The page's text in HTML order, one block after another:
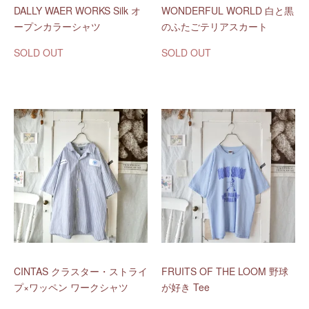
DALLY WAER WORKS Silk オ
ープンカラーシャツ
SOLD OUT
WONDERFUL WORLD 白と黒
のふたごテリアスカート
SOLD OUT
CINTAS クラスター・ストライ
プ×ワッペン ワークシャツ
FRUITS OF THE LOOM 野球
が好き Tee